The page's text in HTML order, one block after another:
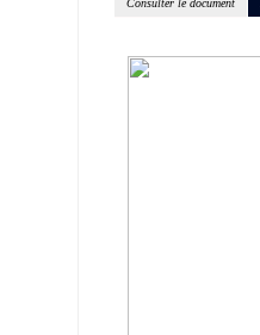
Consulter le document